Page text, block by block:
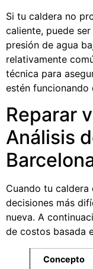
Si tu caldera no
caliente, puede
presión de agua
relativamente
técnica para
estén funcionando
Reparar
Análisis
Cuando tu caldera
decisiones más
nueva. A
de costos basada
Concepto